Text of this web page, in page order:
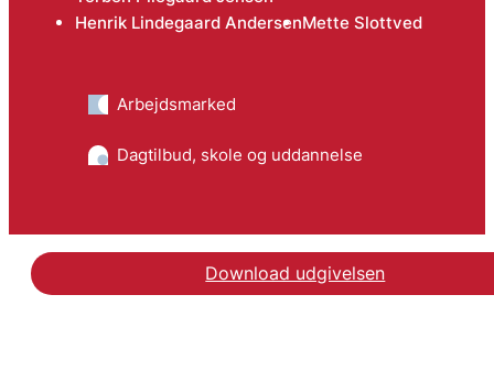
Henrik Lindegaard AndersenMette Slottved
Arbejdsmarked
Dagtilbud, skole og uddannelse
Download udgivelsen